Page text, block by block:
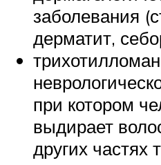
заболевания
дерматит,
при котором
выдирает
других частях